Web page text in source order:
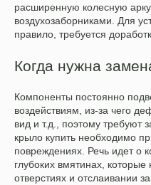
расширенную колесную
воздухозаборниками. Для
правило, требуется
Когда нужна
Компоненты постоянно
воздействиям, из-за чего
вид и т.д., поэтому требуют
крыло купить необходимо
повреждениях. Речь идет о
глубоких вмятинах,
отверстиях и отслаивании